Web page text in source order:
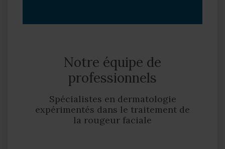
Notre équipe de
professionnels
Spécialistes en dermatologie
expérimentés dans le traitement de
la rougeur faciale